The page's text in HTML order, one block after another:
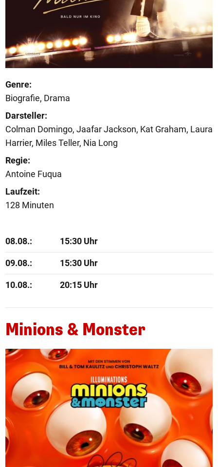
Genre:
Biografie, Drama
Darsteller:
Colman Domingo, Jaafar Jackson, Kat Graham, Laura
Harrier, Miles Teller, Nia Long
Regie:
Antoine Fuqua
Laufzeit:
128 Minuten
08.08.: 15:30 Uhr
09.08.: 15:30 Uhr
10.08.: 20:15 Uhr
Minions & Monster